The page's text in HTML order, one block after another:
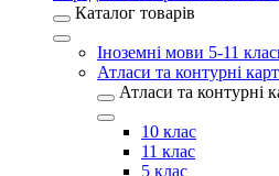
Каталог товарів
Іноземні мови 5-11
Атласи та контурні
Атласи та контурні
10 клас
11 клас
5 клас